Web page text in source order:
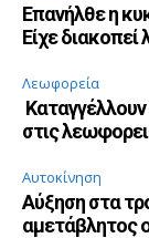
Επανήλθε η
Είχε
Λεωφορεία
στις
Αυτοκίνηση
Αύξηση στα
αμετάβλητος